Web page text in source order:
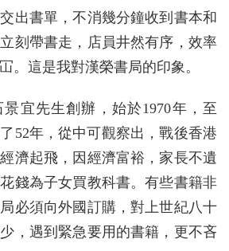
出書單，不消幾分鐘收到書本和
刻帶書走，店員井然有序，效率
。這是我對漢榮書局的印象。
宜先生創辦，始於1970年，至
52年，從中可觀察出，戰後香港
濟起飛，因經濟富裕，家長不遺
錢為子女買教科書。有些書籍非
必須向外國訂購，對上世紀八十
，遇到緊急要用的書籍，更不吝